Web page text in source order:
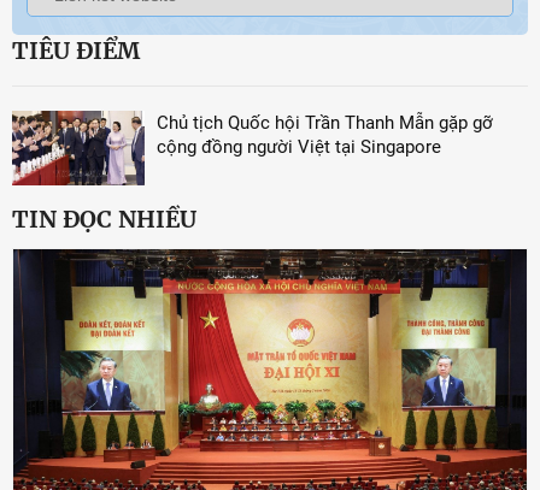
TIÊU ĐIỂM
Chủ tịch Quốc hội Trần Thanh Mẫn gặp gỡ
cộng đồng người Việt tại Singapore
TIN ĐỌC NHIỀU